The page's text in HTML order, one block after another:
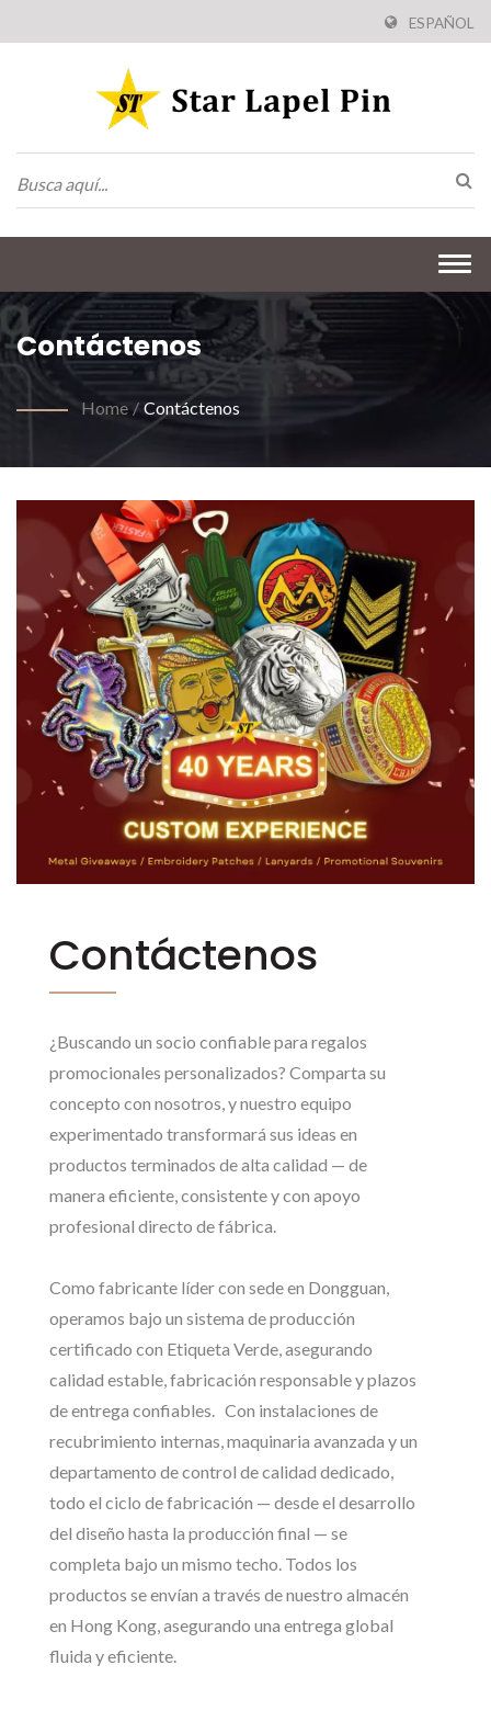
ESPAÑOL
Contáctenos
Home / Contáctenos
Contáctenos
¿Buscando un socio confiable para regalos
promocionales personalizados? Comparta su
concepto con nosotros, y nuestro equipo
experimentado transformará sus ideas en
productos terminados de alta calidad — de
manera eficiente, consistente y con apoyo
profesional directo de fábrica.
Como fabricante líder con sede en Dongguan,
operamos bajo un sistema de producción
certificado con Etiqueta Verde, asegurando
calidad estable, fabricación responsable y plazos
de entrega confiables. Con instalaciones de
recubrimiento internas, maquinaria avanzada y un
departamento de control de calidad dedicado,
todo el ciclo de fabricación — desde el desarrollo
del diseño hasta la producción final — se
completa bajo un mismo techo. Todos los
productos se envían a través de nuestro almacén
en Hong Kong, asegurando una entrega global
fluida y eficiente.